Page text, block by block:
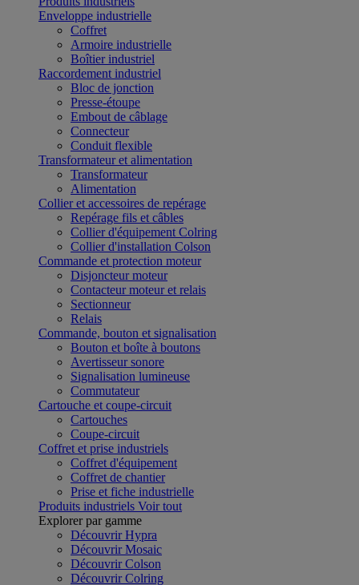
Enveloppe industrielle
Coffret
Armoire industrielle
Boîtier industriel
Raccordement industriel
Bloc de jonction
Presse-étoupe
Embout de câblage
Connecteur
Conduit flexible
Transformateur et alimentation
Transformateur
Alimentation
Collier et accessoires de repérage
Repérage fils et câbles
Collier d'équipement Colring
Collier d'installation Colson
Commande et protection moteur
Disjoncteur moteur
Contacteur moteur et relais
Sectionneur
Relais
Commande, bouton et signalisation
Bouton et boîte à boutons
Avertisseur sonore
Signalisation lumineuse
Commutateur
Cartouche et coupe-circuit
Cartouches
Coupe-circuit
Coffret et prise industriels
Coffret d'équipement
Coffret de chantier
Prise et fiche industrielle
Produits industriels Voir tout
Explorer par gamme
Découvrir Hypra
Découvrir Mosaic
Découvrir Colson
Découvrir Colring